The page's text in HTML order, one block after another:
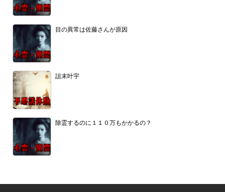
目の異常は佐藤さんが原因
詛末叶宇
除霊するのに１１０万もかかるの？